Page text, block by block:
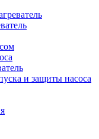
и защиты насоса